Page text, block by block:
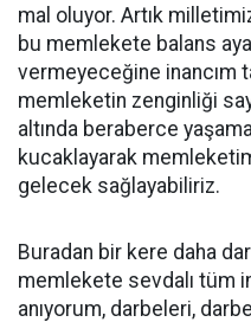
mal oluyor. Artık
bu memlekete balans
vermeyeceğine inancım
memleketin zenginliği
altında beraberce
kucaklayarak
gelecek sağlayabiliriz.
Buradan bir kere daha
memlekete sevdalı tüm
anıyorum, darbeleri,